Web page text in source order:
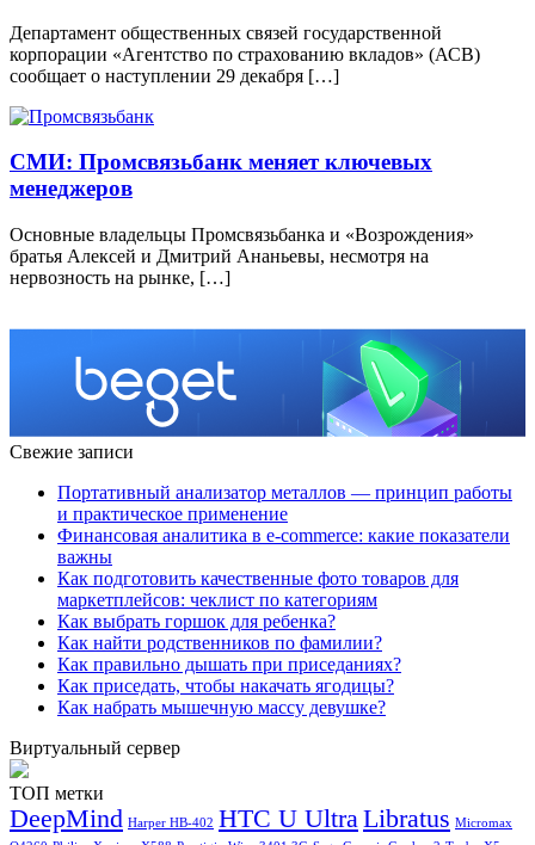
Департамент общественных связей государственной
корпорации «Агентство по страхованию вкладов» (АСВ)
сообщает о наступлении 29 декабря […]
СМИ: Промсвязьбанк меняет ключевых
менеджеров
Основные владельцы Промсвязьбанка и «Возрождения»
братья Алексей и Дмитрий Ананьевы, несмотря на
нервозность на рынке, […]
Свежие записи
Портативный анализатор металлов — принцип работы
и практическое применение
Финансовая аналитика в e-commerce: какие показатели
важны
Как подготовить качественные фото товаров для
маркетплейсов: чеклист по категориям
Как выбрать горшок для ребенка?
Как найти родственников по фамилии?
Как правильно дышать при приседаниях?
Как приседать, чтобы накачать ягодицы?
Как набрать мышечную массу девушке?
Виртуальный сервер
ТОП метки
DeepMind Harper HB-402 HTC U UltraLibratus Micromax